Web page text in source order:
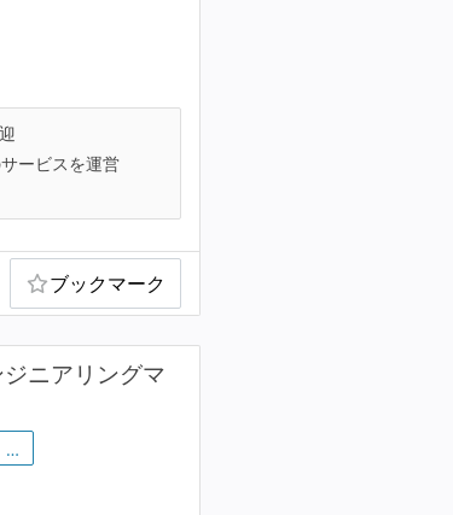
ービスを運営
ブックマーク
ニアリングマ
…